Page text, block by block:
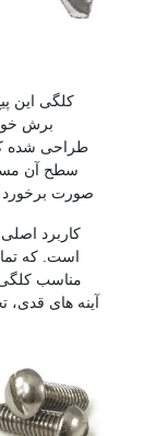
کلگی این
برش
طراحی شده
سطح آن
صورت برخورد
کاربرد
است. که
مناسب کلگی
آینه های